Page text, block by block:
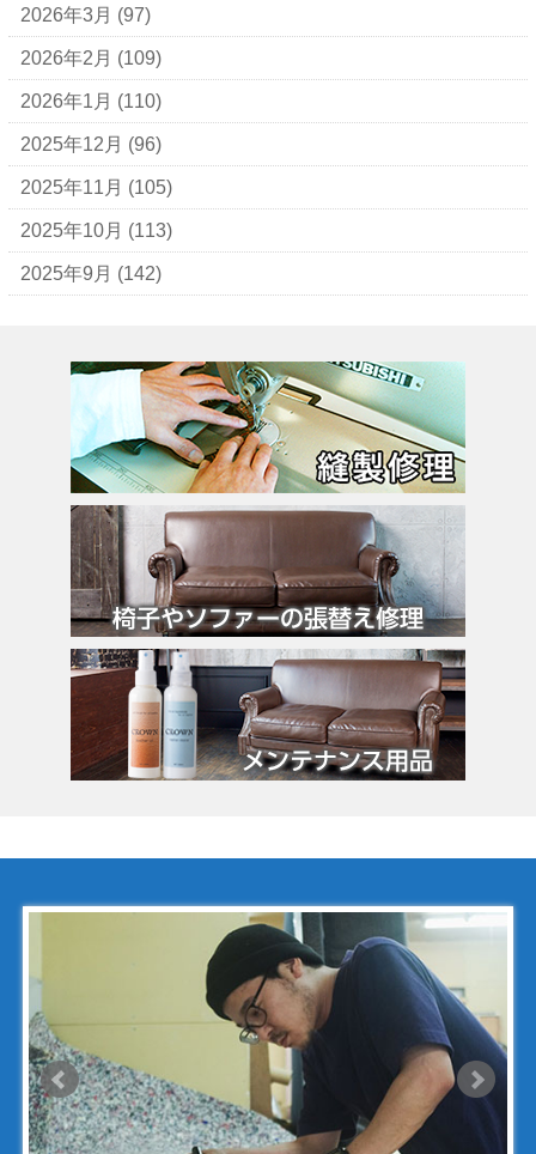
アルマーニ
アレン・エドモンズ
アンナ モリナーリ
イブ・サンローラン
ヴェロ・キーオ
ウンガロ
エヴー
カルティエ
カンペール
ギ・ラロッシュ
グッチ
クロエ
クロコラックス
クロムハーツ
コーチ
コールハーン
ゴヤール
ジェニュイン・レザー
ジミーチュウ
ジャックゴム
シャネル
2026年3月 (97)
2026年2月 (109)
2026年1月 (110)
2025年12月 (96)
2025年11月 (105)
2025年10月 (113)
2025年9月 (142)